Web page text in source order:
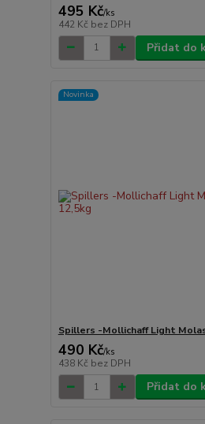
495 Kč/ks
442 Kč bez DPH
Přidat do
Novinka
Spillers -Mollichaff Light
490 Kč/ks
438 Kč bez DPH
Přidat do